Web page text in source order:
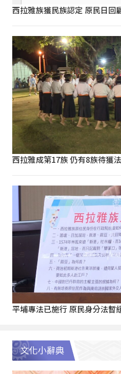
西拉雅族獲民族認定 原民日回
西拉雅成第17族 仍有8族待獲
平埔專法已施行 原民身分法暫
文化小辭典